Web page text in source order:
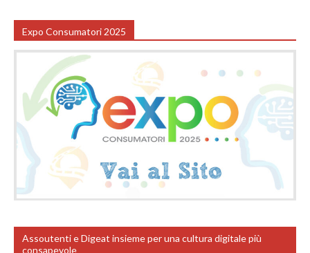
Expo Consumatori 2025
Assoutenti e Digeat insieme per una cultura digitale più
consapevole